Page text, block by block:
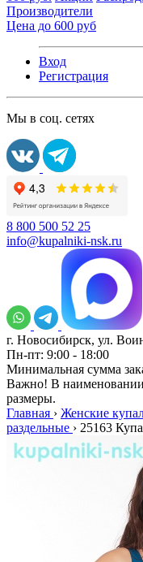
Производители
Цена до 600 руб
Вход
Регистрация
Мы в соц. сетях
8 800 500 52 25
info@kupalniki-nsk.ru
г. Новосибирск, ул.
Пн-пт: 9:00 - 18:00
Минимальная сумма
Важно! В наименовании
размеры.
Главная › Женские
раздельные › 25163